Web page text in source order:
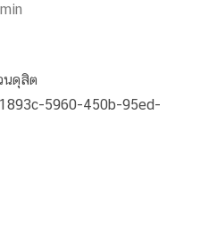
นดุสิต
5960-450b-95ed-